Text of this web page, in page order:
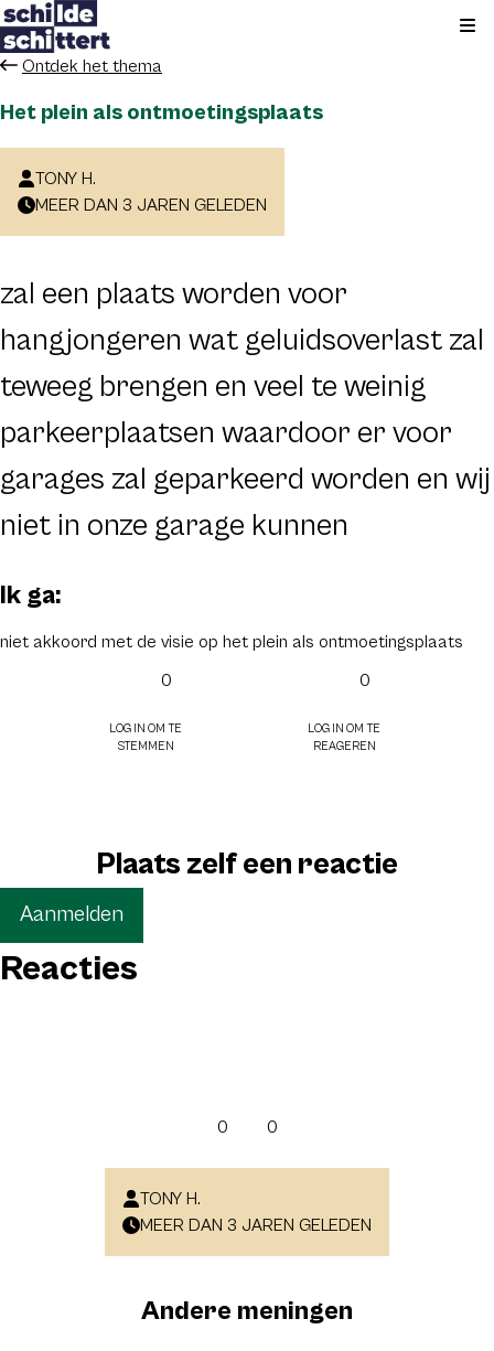
Ontdek het thema
Het plein als ontmoetingsplaats
TONY H.
MEER DAN 3 JAREN GELEDEN
zal een plaats worden voor
hangjongeren wat geluidsoverlast zal
teweeg brengen en veel te weinig
parkeerplaatsen waardoor er voor
garages zal geparkeerd worden en wij
niet in onze garage kunnen
Ik ga:
niet akkoord met de visie op het plein als ontmoetingsplaats
0
Log in om te
stemmen
0
Log in om te
reageren
Plaats zelf een reactie
Aanmelden
Reacties
0 0
TONY H.
MEER DAN 3 JAREN GELEDEN
Andere meningen